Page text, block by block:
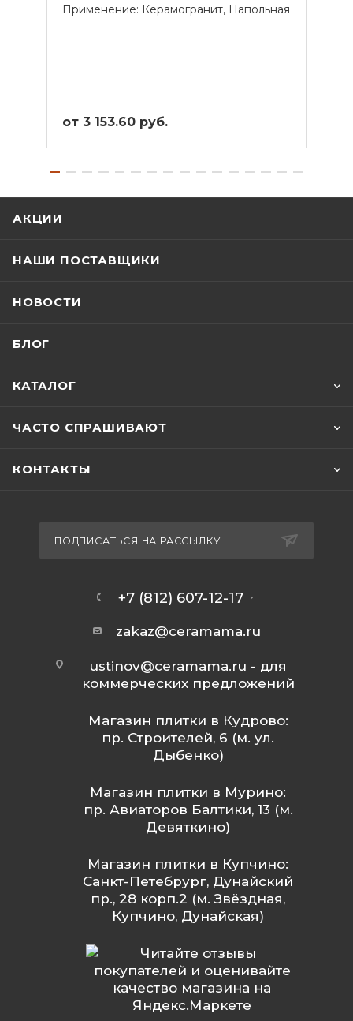
Применение: Керамогранит, Напольная
от 3 153.60 руб.
АКЦИИ
НАШИ ПОСТАВЩИКИ
НОВОСТИ
БЛОГ
КАТАЛОГ
ЧАСТО СПРАШИВАЮТ
КОНТАКТЫ
ПОДПИСАТЬСЯ НА РАССЫЛКУ
+7 (812) 607-12-17
zakaz@ceramama.ru
ustinov@ceramama.ru - для
коммерческих предложений
Магазин плитки в Кудрово:
пр. Строителей, 6 (м. ул.
Дыбенко)
Магазин плитки в Мурино:
пр. Авиаторов Балтики, 13 (м.
Девяткино)
Магазин плитки в Купчино:
Санкт-Петебрург, Дунайский
пр., 28 корп.2 (м. Звёздная,
Купчино, Дунайская)